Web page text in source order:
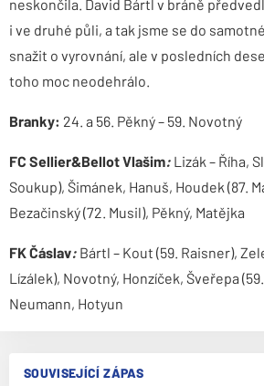
SOUVISEJÍCÍ ZÁPAS
neskončila. David Bártl v bráně
i ve druhé půli, a tak jsme se do
snažit o vyrovnání, ale v posledních
toho moc neodehrálo.
Branky: 24. a 56. Pěkný – 59. Novotný
FC Sellier&Bellot Vlašim: Lizák – Říha,
Soukup), Šimánek, Hanuš, Houdek (87.
Bezačinský (72. Musil), Pěkný, Matějka
FK Čáslav: Bártl – Kout (59. Raisner),
Lízálek), Novotný, Honzíček, Šveřepa
Neumann, Hotyun